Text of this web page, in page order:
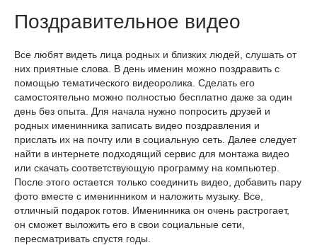
Поздравительное видео
Все любят видеть лица родных и близких людей, слушать от
них приятные слова. В день именин можно поздравить с
помощью тематического видеоролика. Сделать его
самостоятельно можно полностью бесплатно даже за один
день без опыта. Для начала нужно попросить друзей и
родных именинника записать видео поздравления и
прислать их на почту или в социальную сеть. Далее следует
найти в интернете подходящий сервис для монтажа видео
или скачать соответствующую программу на компьютер.
После этого остается только соединить видео, добавить пару
фото вместе с именинником и наложить музыку. Все,
отличный подарок готов. Именинника он очень растрогает,
он сможет выложить его в свои социальные сети,
пересматривать спустя годы.